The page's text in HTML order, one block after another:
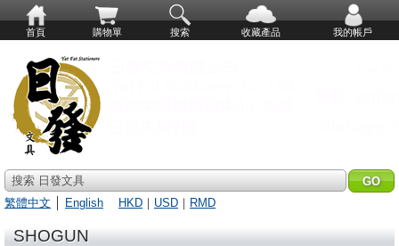
首頁 購物單 搜索 收藏產品 我的帳戶
搜索 日發文具
繁體中文
English HKD ｜ USD ｜ RMD
SHOGUN